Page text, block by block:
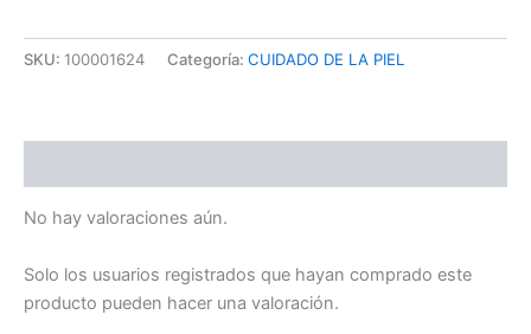
SKU: 100001624 Categoría: CUIDADO DE LA PIEL
No hay valoraciones aún.
Solo los usuarios registrados que hayan comprado este
producto pueden hacer una valoración.